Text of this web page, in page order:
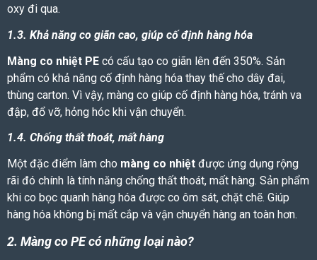
oxy đi qua.
1.3. Khả năng co giãn cao, giúp cố định hàng hóa
Màng co nhiệt PE có cấu tạo co giãn lên đến 350%. Sản
phẩm có khả năng cố định hàng hóa thay thế cho dây đai,
thùng carton. Vì vậy, màng co giúp cố định hàng hóa, tránh va
đập, đổ vỡ, hỏng hóc khi vận chuyển.
1.4. Chống thất thoát, mất hàng
Một đặc điểm làm cho màng co nhiệt được ứng dụng rộng
rãi đó chính là tính năng chống thất thoát, mất hàng. Sản phẩm
khi co bọc quanh hàng hóa được co ôm sát, chặt chẽ. Giúp
hàng hóa không bị mất cắp và vận chuyển hàng an toàn hơn.
2. Màng co PE có những loại nào?